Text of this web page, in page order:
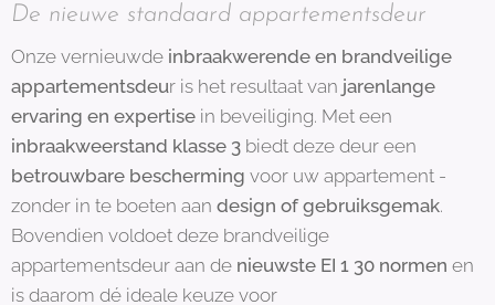
De nieuwe standaard appartementsdeur
Onze vernieuwde inbraakwerende en brandveilige
appartementsdeur is het resultaat van jarenlange
ervaring en expertise in beveiliging. Met een
inbraakweerstand klasse 3 biedt deze deur een
betrouwbare bescherming voor uw appartement -
zonder in te boeten aan design of gebruiksgemak.
Bovendien voldoet deze brandveilige
appartementsdeur aan de nieuwste EI 1 30 normen en
is daarom dé ideale keuze voor